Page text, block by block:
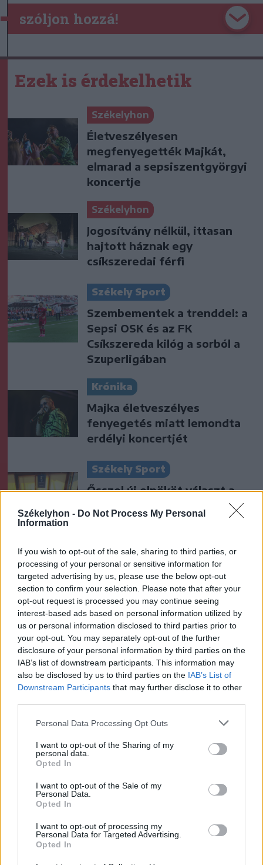
Székelyhon - Do Not Process My Personal
Information
If you wish to opt-out of the sale, sharing to third parties, or
processing of your personal or sensitive information for
targeted advertising by us, please use the below opt-out
section to confirm your selection. Please note that after your
opt-out request is processed you may continue seeing
interest-based ads based on personal information utilized by
us or personal information disclosed to third parties prior to
your opt-out. You may separately opt-out of the further
disclosure of your personal information by third parties on the
IAB’s list of downstream participants. This information may
also be disclosed by us to third parties on the IAB’s List of
Downstream Participants that may further disclose it to other
Personal Data Processing Opt Outs
I want to opt-out of the Sharing of my
personal data.
Opted In
I want to opt-out of the Sale of my
Personal Data.
Opted In
I want to opt-out of processing my
Personal Data for Targeted Advertising.
Opted In
szóljon hozzá!
Ezek is érdekelhetik
Székelyhon
Életveszélyesen
megfenyegették Majkát,
elmarad a sepsiszentgyörgyi
koncertje
Székelyhon
Jogosítvány nélkül, ittasan
hajtott háznak egy
csíkszeredai férfi
Székely Sport
Szembementek a trenddel: a
Sepsi OSK és az FK
Csíkszereda kilóg a sorból a
Szuperligában
Krónika
Majka életveszélyes
fenyegetés miatt lemondta
erdélyi koncertjét
Székely Sport
Ősszel új elnököt választ a
futballközösség
Nőileg
Sándor Ella: Na, indíts, s
menjünk!
A rovat további cikkei